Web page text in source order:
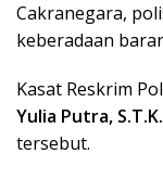
Cakranegara,
keberadaan
Kasat Reskrim
Yulia Putra,
tersebut.